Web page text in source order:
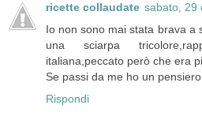
ricette collaudate sabato, 29
Io non sono mai stata brava a
una sciarpa
italiana,peccato però che era
Se passi da me ho un
Rispondi